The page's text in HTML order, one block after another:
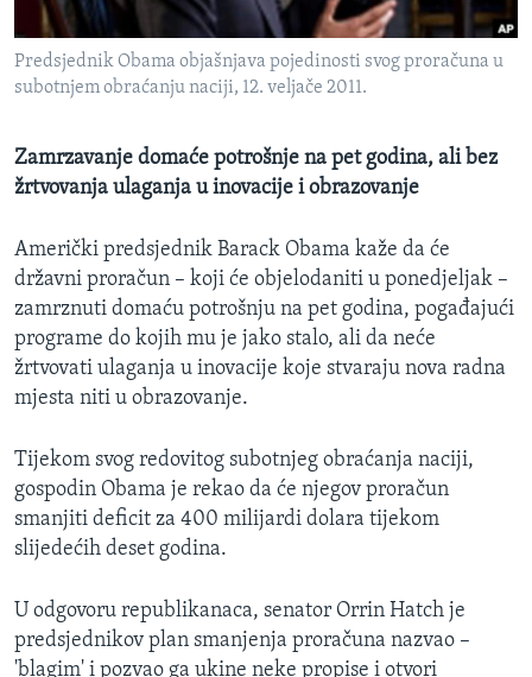
MAGAZIN
O GLASU AMERIKE
PRATITE NAS
Jezici
Predsjednik Obama objašnjava pojedinosti svog proračuna u
subotnjem obraćanju naciji, 12. veljače 2011.
Zamrzavanje domaće potrošnje na pet godina, ali bez
žrtvovanja ulaganja u inovacije i obrazovanje
Američki predsjednik Barack Obama kaže da će
državni proračun – koji će objelodaniti u ponedjeljak –
zamrznuti domaću potrošnju na pet godina, pogađajući
programe do kojih mu je jako stalo, ali da neće
žrtvovati ulaganja u inovacije koje stvaraju nova radna
mjesta niti u obrazovanje.
Tijekom svog redovitog subotnjeg obraćanja naciji,
gospodin Obama je rekao da će njegov proračun
smanjiti deficit za 400 milijardi dolara tijekom
slijedećih deset godina.
U odgovoru republikanaca, senator Orrin Hatch je
predsjednikov plan smanjenja proračuna nazvao –
'blagim' i pozvao ga ukine neke propise i otvori